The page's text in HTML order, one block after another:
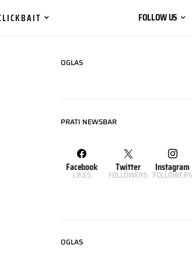
FOLLOW US
OGLAS
PRATI NEWSBAR
Facebook
LIKES
Twitter
FOLLOWERS
Instagram
FOLLOWERS
OGLAS